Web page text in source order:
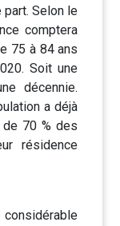
Selon le
comptera
75 à 84 ans
Soit une
décennie.
a déjà
70 % des
résidence
considérable